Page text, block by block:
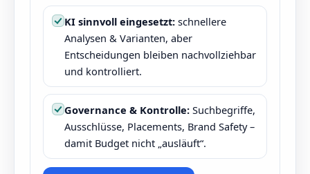
KI sinnvoll eingesetzt: schnellere
Analysen & Varianten, aber
Entscheidungen bleiben nachvollziehbar
und kontrolliert.
Governance & Kontrolle: Suchbegriffe,
Ausschlüsse, Placements, Brand Safety –
damit Budget nicht „ausläuft“.